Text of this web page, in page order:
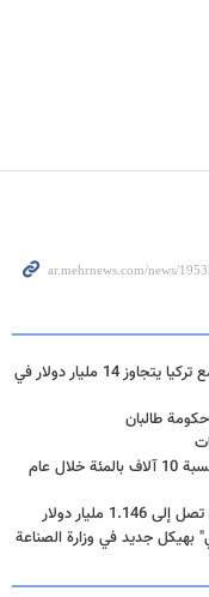
السفير الإيراني لدى انقرة: حجم التجارة مع تركيا يتجاوز 14 مليار دولار في
طالبان
ارتفاع الصادرات الايرانية إلى السعودية بنسبة 10 آلاف بالمئة خلال عام
دولار
بهيكل جديد في وزارة الصناعة